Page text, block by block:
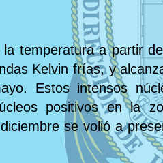
temperatura a partir
Kelvin frías, y
Estos intensos
positivos en la
se volió a